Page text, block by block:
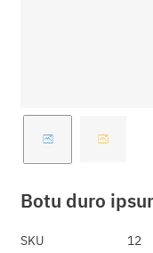
Botu duro
SKU
12